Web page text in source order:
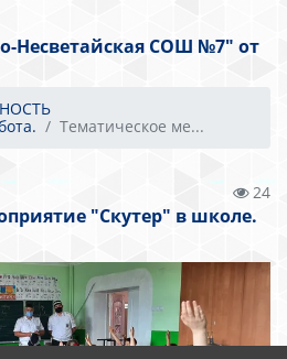
Несветайская СОШ №7" от
Тематическое ме...
24
"Скутер" в школе.